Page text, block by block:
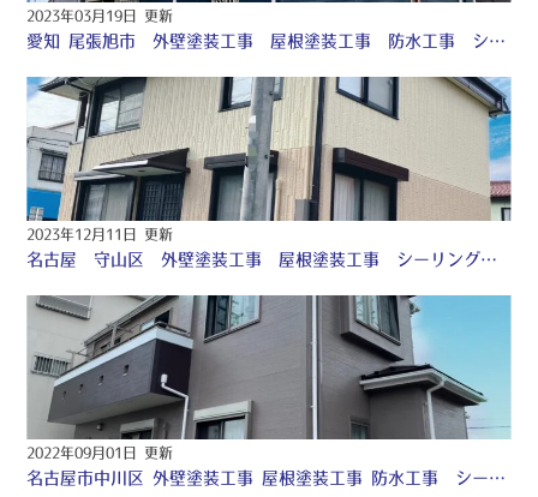
2023年03月19日 更新
愛知 尾張旭市 外壁塗装工事 屋根塗装工事 防水工事 シーリング工事 ♢
2023年12月11日 更新
名古屋 守山区 外壁塗装工事 屋根塗装工事 シーリング工事 付帯部塗装工事 ♤
2022年09月01日 更新
名古屋市中川区 外壁塗装工事 屋根塗装工事 防水工事 シーリング工事 ♧